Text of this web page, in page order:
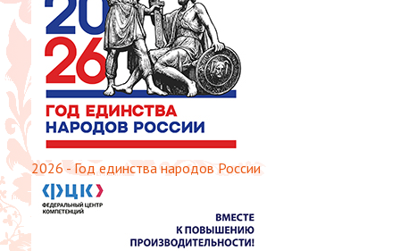
2026 - Год единства народов России